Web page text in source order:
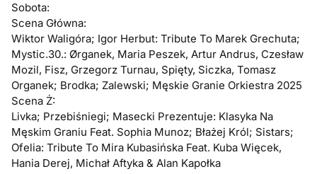
Sobota:
Scena Główna:
Wiktor Waligóra; Igor Herbut: Tribute To Marek Grechuta;
Mystic.30.: Ørganek, Maria Peszek, Artur Andrus, Czesław
Mozil, Fisz, Grzegorz Turnau, Spięty, Siczka, Tomasz
Organek; Brodka; Zalewski; Męskie Granie Orkiestra 2025
Scena Ż:
Livka; Przebiśniegi; Masecki Prezentuje: Klasyka Na
Męskim Graniu Feat. Sophia Munoz; Błażej Król; Sistars;
Ofelia: Tribute To Mira Kubasińska Feat. Kuba Więcek,
Hania Derej, Michał Aftyka & Alan Kapołka